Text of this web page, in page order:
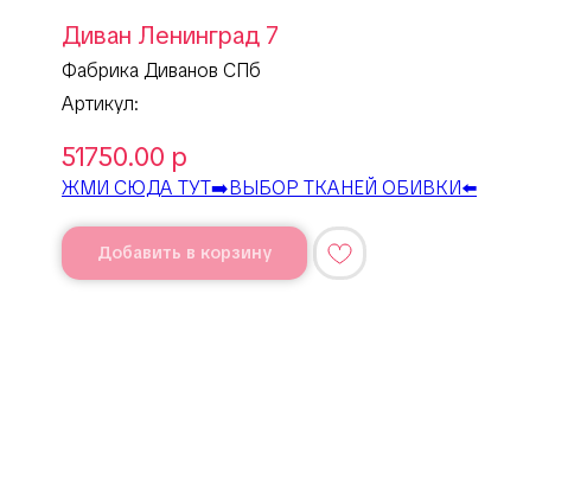
Диван Ленинград 7
Фабрика Диванов СПб
Артикул:
51750.00 р
ЖМИ СЮДА ТУТ➡️ВЫБОР ТКАНЕЙ ОБИВКИ⬅️
Добавить в корзину